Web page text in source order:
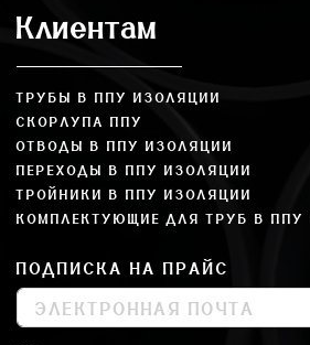
Клиентам
ТРУБЫ В ППУ ИЗОЛЯЦИИ
СКОРЛУПА ППУ
ОТВОДЫ В ППУ ИЗОЛЯЦИИ
ПЕРЕХОДЫ В ППУ ИЗОЛЯЦИИ
ТРОЙНИКИ В ППУ ИЗОЛЯЦИИ
КОМПЛЕКТУЮЩИЕ ДЛЯ ТРУБ В ППУ
ПОДПИСКА НА ПРАЙС